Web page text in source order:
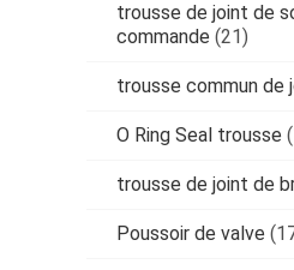
trousse de joint de
commande (21)
trousse commun de
O Ring Seal trousse
trousse de joint de
Poussoir de valve